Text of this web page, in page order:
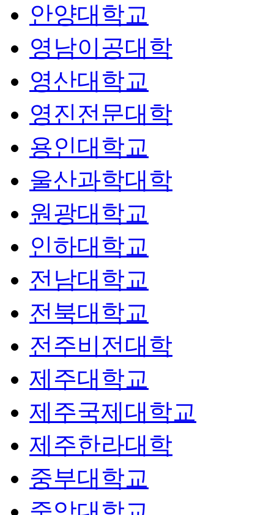
안양대학교
영남이공대학
영산대학교
영진전문대학
용인대학교
울산과학대학
원광대학교
인하대학교
전남대학교
전북대학교
전주비전대학
제주대학교
제주국제대학교
제주한라대학
중부대학교